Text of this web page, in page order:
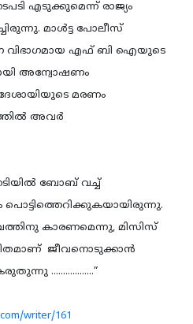
എടുക്കുമെന്ന് രാജ്യം
മാള്‍ട്ട പോലീസ്
വിഭാഗമായ എഫ് ബി ഐയുടെ
അന്വോഷണം
ദേശായിയുടെ മരണം
അവര്‍
ബോബ് വച്ച്
പൊട്ടിത്തെറിക്കുകയായിരുന്നു.
കാരണമെന്നു, മിസിസ്
ജീവനൊടുക്കാന്‍
..................”
writer/161